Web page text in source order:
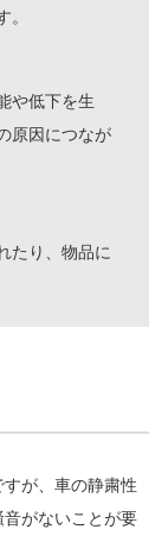
。
や低下を生
原因につなが
たり、物品に
が、車の静粛性
がないことが要